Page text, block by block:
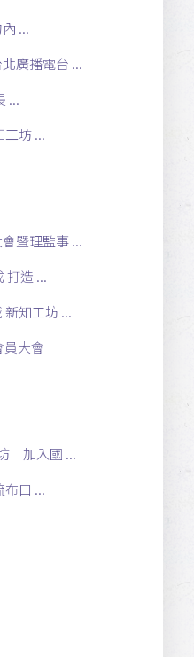
...
廣播電台 ...
...
坊 ...
暨理監事 ...
打造 ...
知工坊 ...
員大會
加入國 ...
口 ...